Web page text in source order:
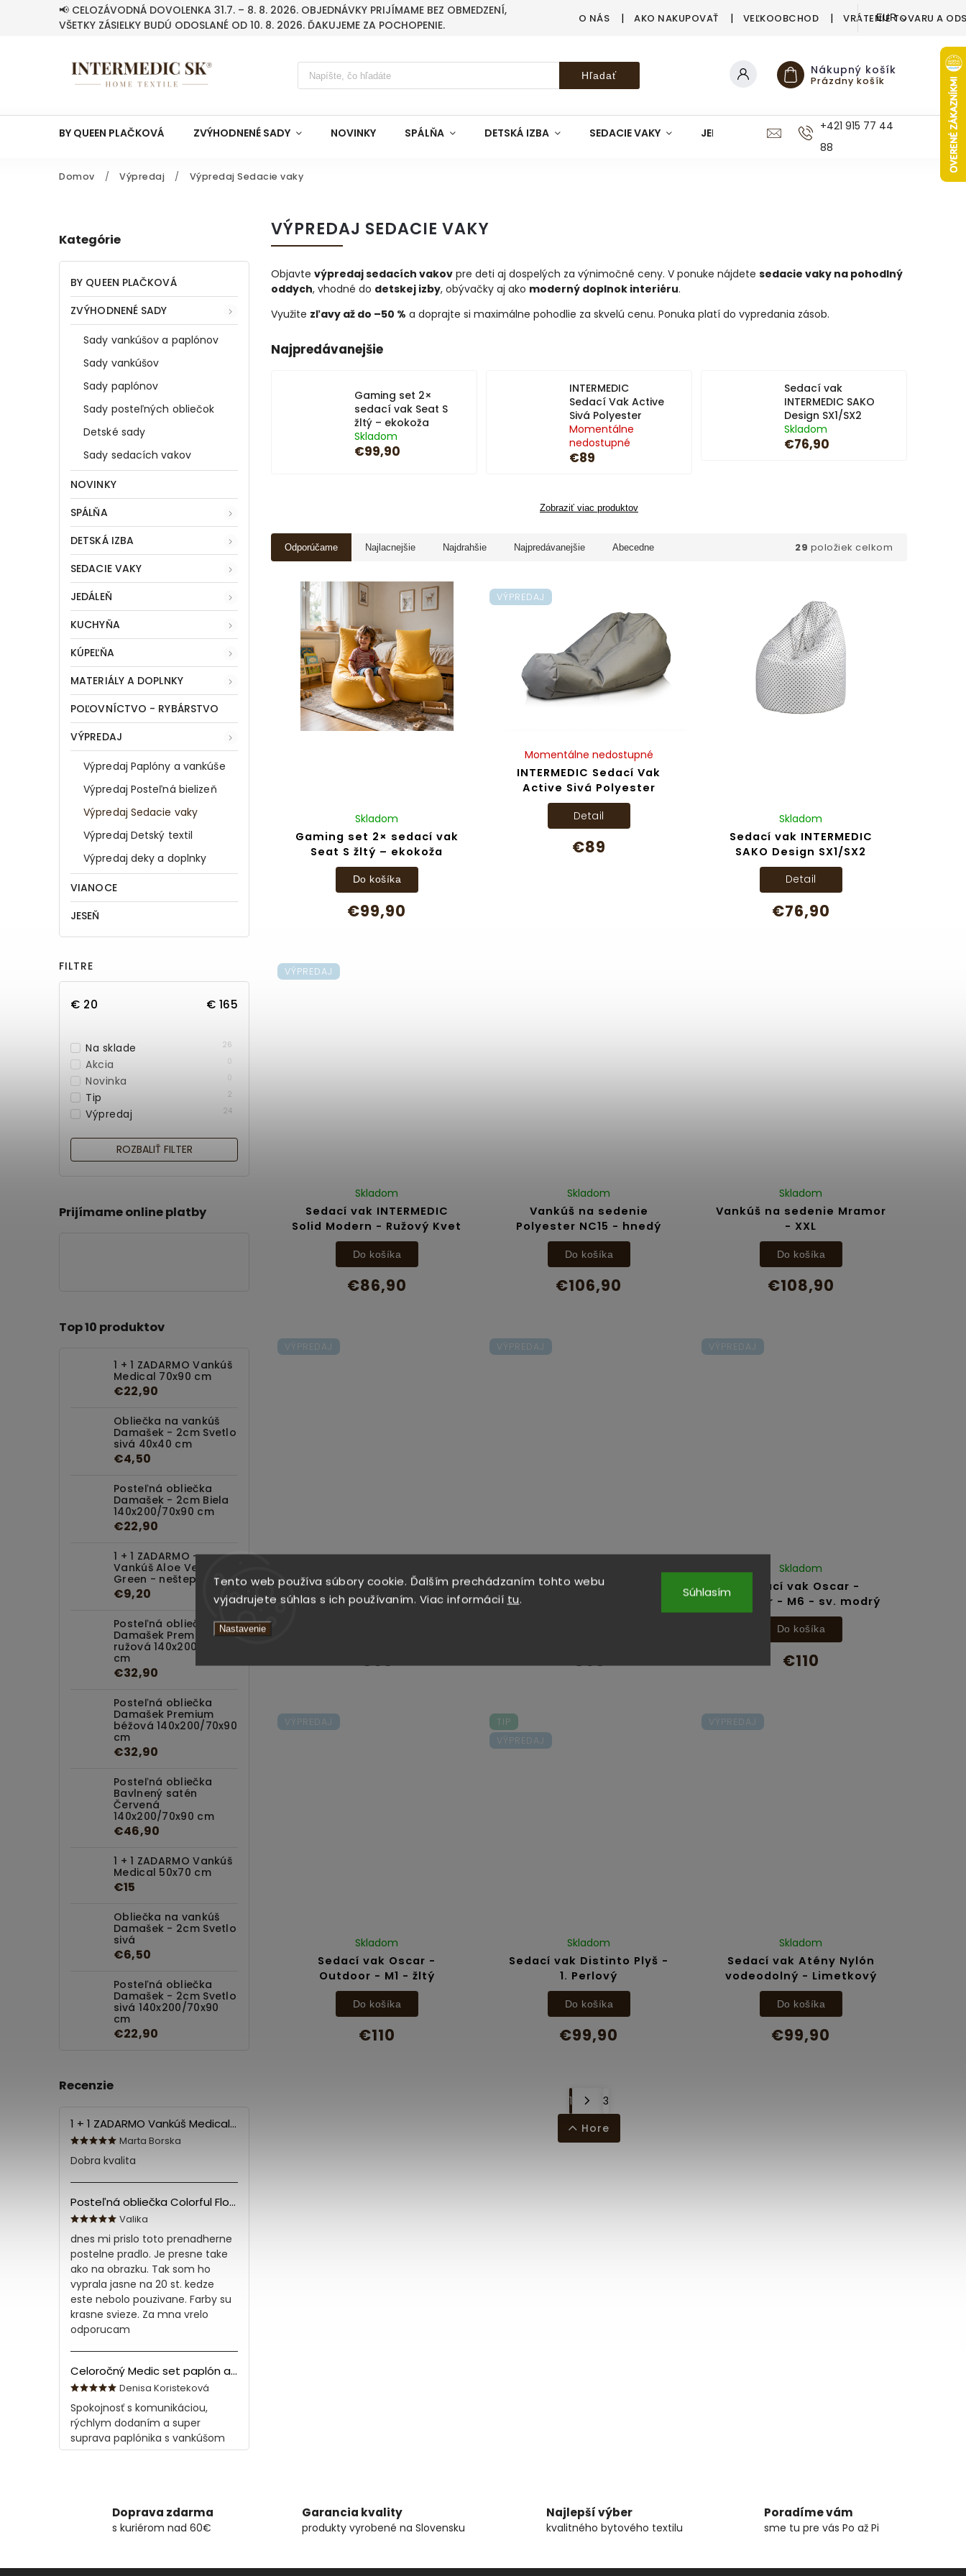
Tento web používa súbory cookie. Ďalším prechádzaním tohto webu
vyjadrujete súhlas s ich používaním. Viac informácií tu.
Nastavenie
Súhlasím
📢 CELOZÁVODNÁ DOVOLENKA 31.7. – 8. 8. 2026. OBJEDNÁVKY PRIJÍMAME BEZ OBMEDZENÍ,
VŠETKY ZÁSIELKY BUDÚ ODOSLANÉ OD 10. 8. 2026. ĎAKUJEME ZA POCHOPENIE.
O NÁS AKO NAKUPOVAŤ VEĽKOOBCHOD VRÁTENIE TOVARU A
EUR
Hľadať Nákupný košík
Prázdny košík
BY QUEEN PLAČKOVÁ ZVÝHODNENÉ SADY NOVINKY SPÁLŇA DETSKÁ IZBA SEDACIE VAKY JEDÁLEŇ KUCHYŇA KÚPEĽŇA
+421 915 77 44
88
Domov / Výpredaj / Výpredaj Sedacie vaky
Kategórie
BY QUEEN PLAČKOVÁ
ZVÝHODNENÉ SADY
Sady vankúšov a paplónov
Sady vankúšov
Sady paplónov
Sady posteľných obliečok
Detské sady
Sady sedacích vakov
NOVINKY
SPÁLŇA
DETSKÁ IZBA
SEDACIE VAKY
JEDÁLEŇ
KUCHYŇA
KÚPEĽŇA
MATERIÁLY A DOPLNKY
POĽOVNÍCTVO - RYBÁRSTVO
VÝPREDAJ
Výpredaj Paplóny a vankúše
Výpredaj Posteľná bielizeň
Výpredaj Sedacie vaky
Výpredaj Detský textil
Výpredaj deky a doplnky
VIANOCE
JESEŇ
FILTRE
€ 20 € 165
Na sklade 26
Akcia 0
Novinka 0
Tip 2
Výpredaj 24
ROZBALIŤ FILTER
Prijímame online platby
Top 10 produktov
1 + 1 ZADARMO Vankúš
Medical 70x90 cm
€22,90
Obliečka na vankúš
Damašek - 2cm Svetlo
sivá 40x40 cm
€4,50
Posteľná obliečka
Damašek - 2cm Biela
140x200/70x90 cm
€22,90
1 + 1 ZADARMO -
Vankúš Aloe Vera
Green - neštepovaný
€9,20
Posteľná obliečka
Damašek Premium
ružová 140x200/70x90
cm
€32,90
Posteľná obliečka
Damašek Premium
béžová 140x200/70x90
cm
€32,90
Posteľná obliečka
Bavlnený satén
Červená
140x200/70x90 cm
€46,90
1 + 1 ZADARMO Vankúš
Medical 50x70 cm
€15
Obliečka na vankúš
Damašek - 2cm Svetlo
sivá
€6,50
Posteľná obliečka
Damašek - 2cm Svetlo
sivá 140x200/70x90
cm
€22,90
Recenzie
1 + 1 ZADARMO Vankúš Medical 70x90 cm
Marta Borska
Dobra kvalita
Posteľná obliečka Colorful Flowers Modrá 140x200/70x90 cm
Valika
dnes mi prislo toto prenadherne
postelne pradlo. Je presne take
ako na obrazku. Tak som ho
vyprala jasne na 20 st. kedze
este nebolo pouzivane. Farby su
krasne svieze. Za mna vrelo
odporucam
Celoročný Medic set paplón a vankúš z bavlny
Denisa Koristeková
Spokojnosť s komunikáciou,
rýchlym dodaním a super
suprava paplónika s vankúšom
VÝPREDAJ SEDACIE VAKY
Objavte výpredaj sedacích vakov pre deti aj dospelých za výnimočné ceny. V ponuke nájdete sedacie vaky na pohodlný
oddych, vhodné do detskej izby, obývačky aj ako moderný doplnok interiéru.
Využite zľavy až do –50 % a doprajte si maximálne pohodlie za skvelú cenu. Ponuka platí do vypredania zásob.
Najpredávanejšie
Gaming set 2×
sedací vak Seat S
žltý – ekokoža
Skladom
€99,90
INTERMEDIC
Sedací Vak Active
Sivá Polyester
Momentálne
nedostupné
€89
Sedací vak
INTERMEDIC SAKO
Design SX1/SX2
Skladom
€76,90
Zobraziť viac produktov
Odporúčame Najlacnejšie Najdrahšie Najpredávanejšie Abecedne 29 položiek celkom
Gaming set 2× sedací vak
Seat S žltý – ekokoža
Skladom
€99,90
Do košíka
VÝPREDAJ
INTERMEDIC Sedací Vak
Active Sivá Polyester
Momentálne nedostupné
€89
Detail
Sedací vak INTERMEDIC
SAKO Design SX1/SX2
Skladom
€76,90
Detail
VÝPREDAJ
Sedací vak INTERMEDIC
Solid Modern - Ružový Kvet
Skladom
€86,90
Do košíka
Vankúš na sedenie
Polyester NC15 - hnedý
Skladom
€106,90
Do košíka
Vankúš na sedenie Mramor
- XXL
Skladom
€108,90
Do košíka
VÝPREDAJ
INTERMEDIC KEIKO S DESIGN
MIX - Mix 115
€96
VÝPREDAJ
INTERMEDIC KEIKO S DESIGN
€96
VÝPREDAJ
Sedací vak Oscar -
Outdoor - M6 - sv. modrý
Skladom
€110
Do košíka
VÝPREDAJ
Sedací vak Oscar -
Outdoor - M1 - žltý
Skladom
€110
Do košíka
TIP
VÝPREDAJ
Sedací vak Distinto Plyš -
1. Perlový
Skladom
€99,90
Do košíka
VÝPREDAJ
Sedací vak Atény Nylón
vodeodolný - Limetkový
Skladom
€99,90
Do košíka
1
3
Hore
Doprava zdarma
s kuriérom nad 60€
Garancia kvality
produkty vyrobené na Slovensku
Najlepší výber
kvalitného bytového textilu
Poradíme vám
sme tu pre vás Po až Pi